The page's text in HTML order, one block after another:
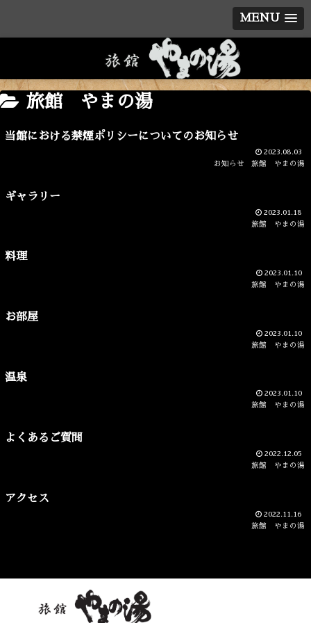
MENU
旅館 やまの湯
当館における禁煙ポリシーについてのお知らせ
2023.08.03
お知らせ
旅館 やまの湯
ギャラリー
2023.01.18
旅館 やまの湯
料理
2023.01.10
旅館 やまの湯
お部屋
2023.01.10
旅館 やまの湯
温泉
2023.01.10
旅館 やまの湯
よくあるご質問
2022.12.05
旅館 やまの湯
アクセス
2022.11.16
旅館 やまの湯